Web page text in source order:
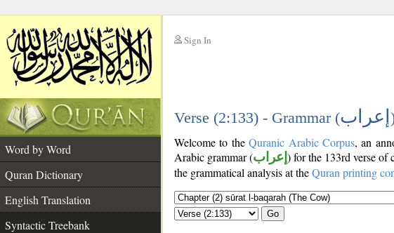
Sign In
Verse (2:133) - Grammar (إعراب
Word by Word
Quran Dictionary
English Translation
Syntactic Treebank
Welcome to theQuranic Arabic Corpus, an
Arabic grammar (إعراب) for the 133rd verse of
the grammatical analysis at theQuran printing
Go